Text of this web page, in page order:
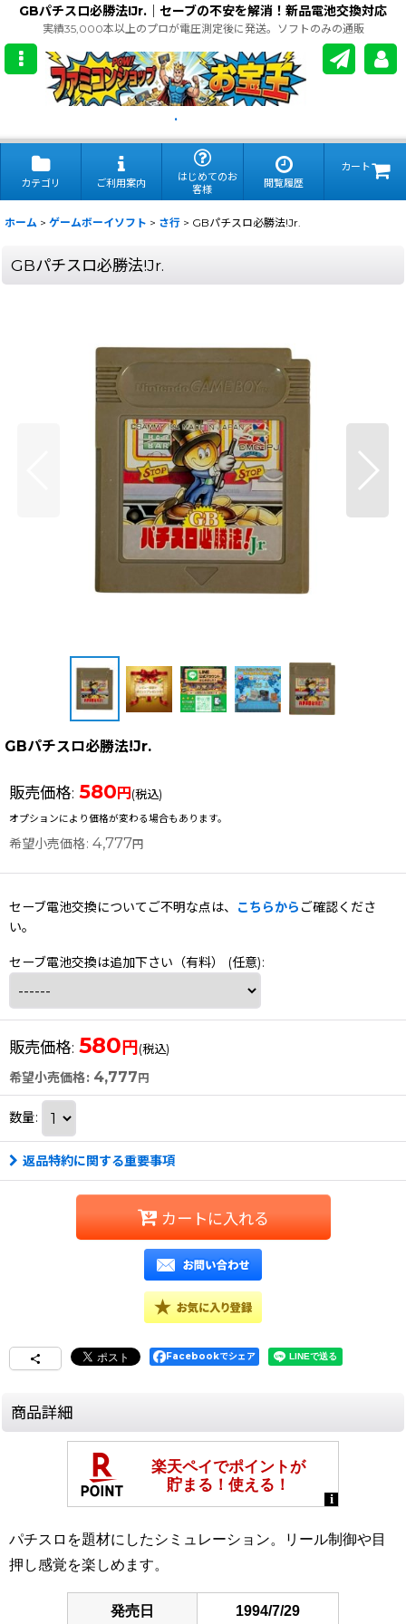
GBパチスロ必勝法!Jr.｜セーブの不安を解消！新品電池交換対応
実績35,000本以上のプロが電圧測定後に発送。ソフトのみの通販
.
カテゴリ ご利用案内
はじめてのお
客様
閲覧履歴
カート
ホーム > ゲームボーイソフト > さ行 > GBパチスロ必勝法!Jr.
GBパチスロ必勝法!Jr.
GBパチスロ必勝法!Jr.
販売価格: 580 円 (税込)
オプションにより価格が変わる場合もあります。
希望小売価格: 4,777円
セーブ電池交換についてご不明な点は、 こちらから ご確認くださ
い。
セーブ電池交換は追加下さい（有料） (任意):
販売価格: 580円(税込)
希望小売価格: 4,777 円
数量:
返品特約に関する重要事項
カートに入れる
Facebookでシェア
商品詳細
パチスロを題材にしたシミュレーション。リール制御や目
押し感覚を楽しめます。
発売日 1994/7/29